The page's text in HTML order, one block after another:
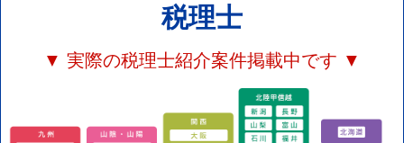
税理士
▼ 実際の税理士紹介案件掲載中です ▼